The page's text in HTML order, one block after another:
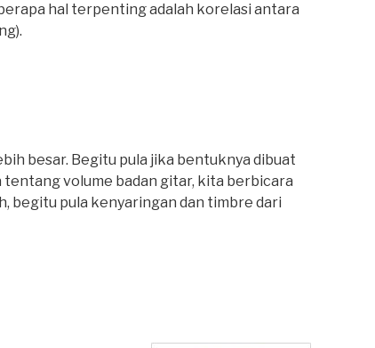
hal terpenting adalah korelasi antara
besar. Begitu pula jika bentuknya dibuat
volume badan gitar, kita berbicara
begitu pula kenyaringan dan timbre dari